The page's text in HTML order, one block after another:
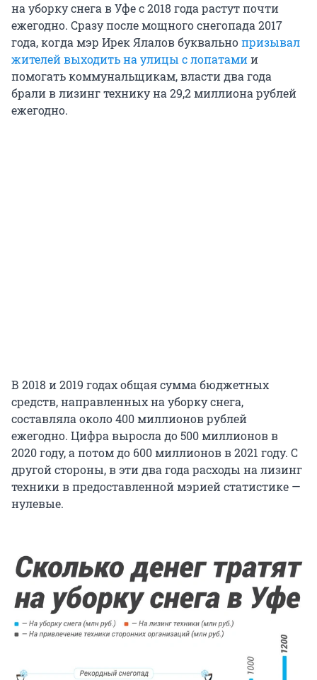
на уборку снега в Уфе с 2018 года растут почти
ежегодно. Сразу после мощного снегопада 2017
года, когда мэр Ирек Ялалов буквальнопризывал
жителей выходить на улицы с лопатамии
помогать коммунальщикам, власти два года
брали в лизинг технику на 29,2 миллиона рублей
ежегодно.
В 2018 и 2019 годах общая сумма бюджетных
средств, направленных на уборку снега,
составляла около 400 миллионов рублей
ежегодно. Цифра выросла до 500 миллионов в
2020 году, а потом до 600 миллионов в 2021 году. С
другой стороны, в эти два года расходы на лизинг
техники в предоставленной мэрией статистике —
нулевые.